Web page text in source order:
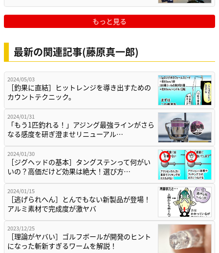
もっと見る
最新の関連記事(藤原真一郎)
2024/05/03
［釣果に直結］ヒットレンジを導き出すための
カウントテクニック。
2024/01/31
「もう1匹釣れる！」アジング最強ラインがさら
なる感度を研ぎ澄ませリニューアル…
2024/01/30
［ジグヘッドの基本］タングステンって何がい
いの？高価だけど効果は絶大！選び方…
2024/01/15
［逃げられへん］とんでもない新製品が登場！
アルミ素材で完成度が激ヤバ
2023/12/25
［理論がヤバい］ゴルフボールが開発のヒント
になった斬新すぎるワームを解説！